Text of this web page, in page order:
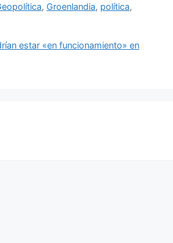
, Groenlandia, política,
estar «en funcionamiento» en